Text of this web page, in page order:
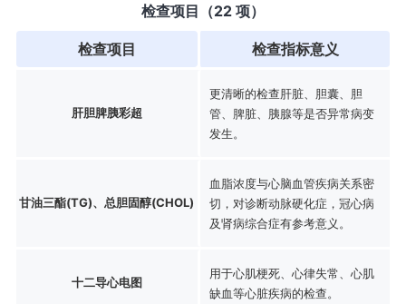
检查项目（22 项）
检查项目 检查指标意义
肝胆脾胰彩超
更清晰的检查肝脏、胆囊、胆
管、脾脏、胰腺等是否异常病变
发生。
甘油三酯(TG)、总胆固醇(CHOL)
血脂浓度与心脑血管疾病关系密
切，对诊断动脉硬化症，冠心病
及肾病综合症有参考意义。
十二导心电图
用于心肌梗死、心律失常、心肌
缺血等心脏疾病的检查。